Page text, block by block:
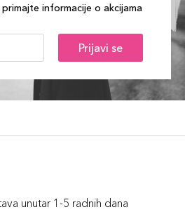
informacije o akcijama
Prijavi se
unutar 1-5 radnih dana